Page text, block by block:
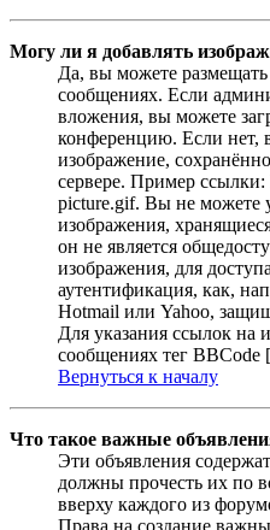
Могу ли я добавлять
Да, вы можете
сообщениях. Если
вложения, вы можете
конференцию. Если нет,
изображение,
сервере. Пример
picture.gif. Вы не можете
изображения,
он не является
изображения, для
аутентификация, как,
Hotmail или Yahoo,
Для указания ссылок на
сообщениях тег BBCode
Вернуться к началу
Что такое важные
Эти объявления
должны прочесть их по
вверху каждого из
Права на создание